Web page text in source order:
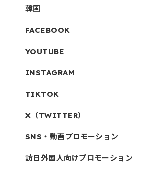
SNS・動画プロモーション
訪日外国人向けプロモーション
YOUTUBE
TIKTOK
INSTAGRAM
FACEBOOK
韓国
X（TWITTER）